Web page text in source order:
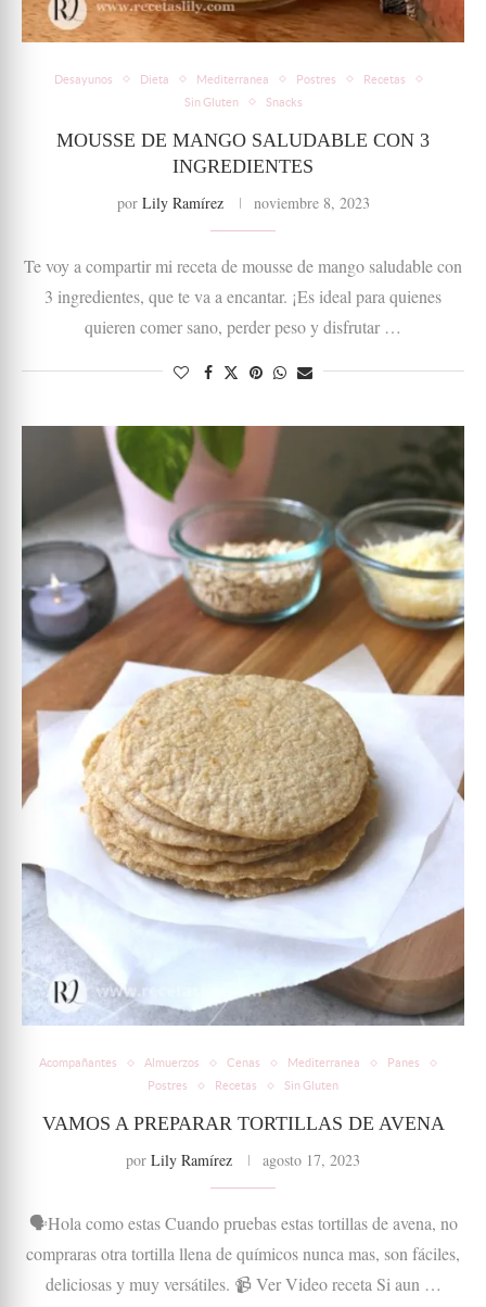
Desayunos Dieta Mediterranea Postres
Recetas
Sin Gluten
Snacks
MOUSSE DE MANGO SALUDABLE CON 3
INGREDIENTES
por Lily Ramírez noviembre 8, 2023
Te voy a compartir mi receta de mousse de mango saludable con
3 ingredientes, que te va a encantar. ¡Es ideal para quienes
quieren comer sano, perder peso y disfrutar …
Acompañantes Almuerzos Cenas Mediterranea
Panes
Postres
Recetas Sin Gluten
VAMOS A PREPARAR TORTILLAS DE AVENA
por Lily Ramírez agosto 17, 2023
🗣Hola como estas Cuando pruebas estas tortillas de avena, no
compraras otra tortilla llena de químicos nunca mas, son fáciles,
deliciosas y muy versátiles. 📹 Ver Video receta Si aun …